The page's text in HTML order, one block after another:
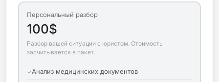
Персональный разбор
100$
Разбор вашей ситуации с юристом. Стоимость
засчитывается в пакет.
Анализ медицинских документов